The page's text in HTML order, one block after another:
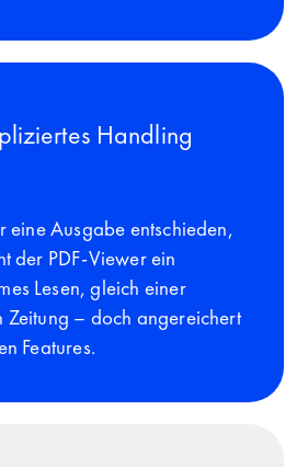
Handling
eine Ausgabe entschieden,
der PDF-Viewer ein
Lesen, gleich einer
Zeitung – doch angereichert
Features.